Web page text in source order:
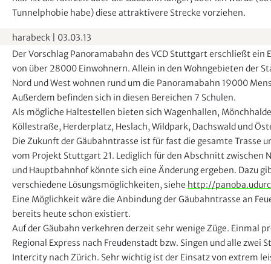
Tunnelphobie habe) diese attraktivere Strecke vorziehen.
harabeck
03.03.13
Der Vorschlag Panoramabahn des VCD Stuttgart erschließt ein
von über 28000 Einwohnern. Allein in den Wohngebieten der
Nord und West wohnen rund um die Panoramabahn 19000
Außerdem befinden sich in diesen Bereichen 7 Schulen.
Als mögliche Haltestellen bieten sich Wagenhallen,
Köllestraße, Herderplatz, Heslach, Wildpark, Dachswald und
Die Zukunft der Gäubahntrasse ist für fast die gesamte Trasse
vom Projekt Stuttgart 21. Lediglich für den Abschnitt zwischen
und Hauptbahnhof könnte sich eine Änderung ergeben. Dazu
verschiedene Lösungsmöglichkeiten, siehe http://
Eine Möglichkeit wäre die Anbindung der Gäubahntrasse an
bereits heute schon existiert.
Auf der Gäubahn verkehren derzeit sehr wenige Züge. Einmal
Regional Express nach Freudenstadt bzw. Singen und alle zwei
Intercity nach Zürich. Sehr wichtig ist der Einsatz von extrem